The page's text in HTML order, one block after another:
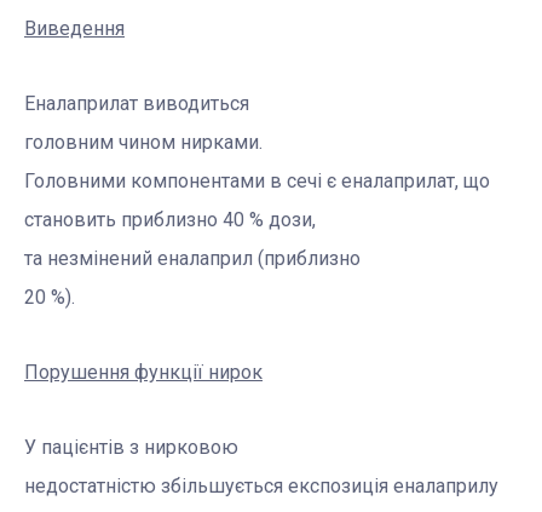
Виведення
Еналаприлат виводиться
головним чином нирками.
Головними компонентами в сечі є еналаприлат, що
становить приблизно 40 % дози,
та незмінений еналаприл (приблизно
20 %).
Порушення функції нирок
У пацієнтів з нирковою
недостатністю збільшується експозиція еналаприлу